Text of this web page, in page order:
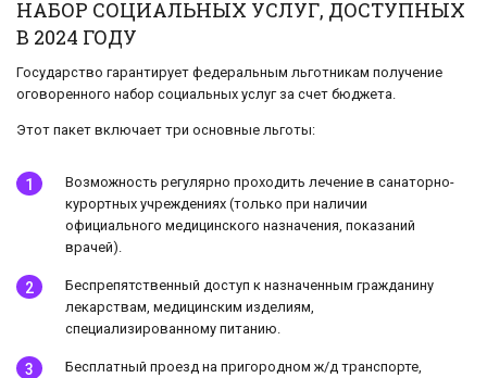
НАБОР СОЦИАЛЬНЫХ УСЛУГ, ДОСТУПНЫХ
В 2024 ГОДУ
Государство гарантирует федеральным льготникам получение
оговоренного набор социальных услуг за счет бюджета.
Этот пакет включает три основные льготы:
Возможность регулярно проходить лечение в санаторно-
курортных учреждениях (только при наличии
официального медицинского назначения, показаний
врачей).
Беспрепятственный доступ к назначенным гражданину
лекарствам, медицинским изделиям,
специализированному питанию.
Бесплатный проезд на пригородном ж/д транспорте,